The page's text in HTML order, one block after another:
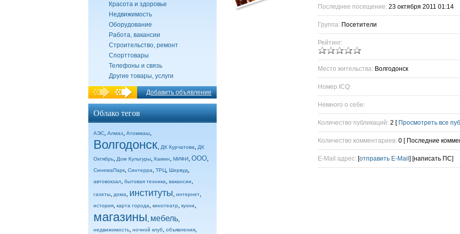
Красота и здоровье
Недвижимость
Оборудование
Работа, вакансии
Строительство, ремонт
Спорттовары
Телефоны и связь
Другие товары, услуги
Добавить объявление
Облако тегов
АЭС, Алмаз, Атоммаш,
Волгодонск, ДК Курчатова, ДК
Октябрь, Дом Культуры, Камин, МИФИ, ООО,
СинемаПарк, Синтерра, ТРЦ, Шервуд,
автовокзал, бытовая техника, вакансии,
газеты, дома, институты, интернет,
история, карта города, кинотеатр, кухни,
магазины, мебель,
недвижимость, ночной клуб, объявления,
Последнее посещение: 23 октября 2011 01:14
Группа: Посетители
Рейтинг:
Место жительства: Волгодонск
Номер ICQ:
Немного о себе:
Количество публикаций: 2 [ Просмотреть все
Количество комментариев: 0 [ Последние
E-Mail адрес: [отправить E-Mail ] [написать ПС]